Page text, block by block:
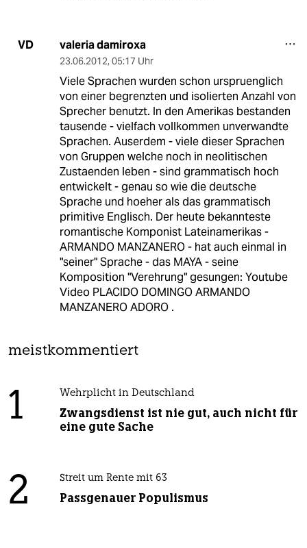
VD valeria damiroxa
23.06.2012, 05:17 Uhr
Viele Sprachen wurden schon urspruenglich
von einer begrenzten und isolierten Anzahl von
Sprecher benutzt. In den Amerikas bestanden
tausende - vielfach vollkommen unverwandte
Sprachen. Auserdem - viele dieser Sprachen
von Gruppen welche noch in neolitischen
Zustaenden leben - sind grammatisch hoch
entwickelt - genau so wie die deutsche
Sprache und hoeher als das grammatisch
primitive Englisch. Der heute bekannteste
romantische Komponist Lateinamerikas -
ARMANDO MANZANERO - hat auch einmal in
"seiner" Sprache - das MAYA - seine
Komposition "Verehrung" gesungen: Youtube
Video PLACIDO DOMINGO ARMANDO
MANZANERO ADORO .
meistkommentiert
1 Wehrplicht in Deutschland
Zwangsdienst ist nie gut, auch nicht für
eine gute Sache
2 Streit um Rente mit 63
Passgenauer Populismus